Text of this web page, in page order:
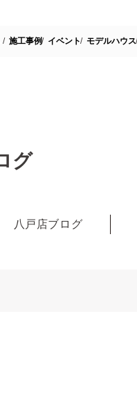
施工事例 イベント モデルハウス
グ
八戸店ブログ